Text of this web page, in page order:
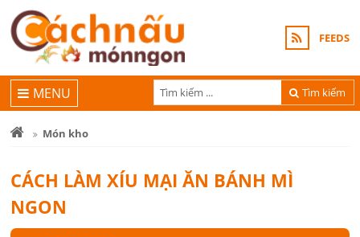
FEEDS
Tìm kiếm
MENU
Món kho
CÁCH LÀM XÍU MẠI ĂN BÁNH MÌ
NGON